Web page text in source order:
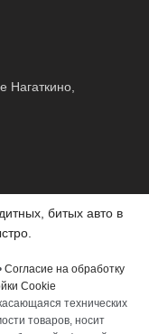
Нагаткино,
битых авто в
Согласие на обработку
Cookie
технических
товаров, носит